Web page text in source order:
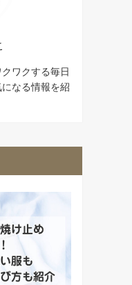
ワクする毎日
なる情報を紹